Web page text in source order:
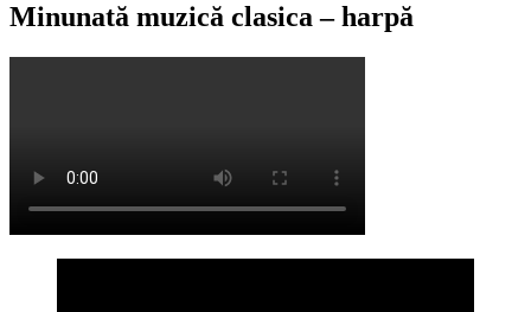
Minunată muzică clasica – harpă